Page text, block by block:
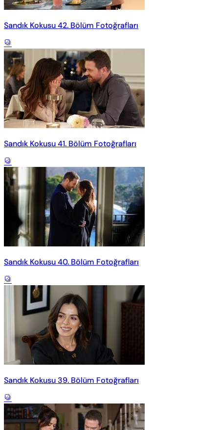
Sandık Kokusu 42. Bölüm Fotoğrafları
Sandık Kokusu 41. Bölüm Fotoğrafları
Sandık Kokusu 40. Bölüm Fotoğrafları
Sandık Kokusu 39. Bölüm Fotoğrafları